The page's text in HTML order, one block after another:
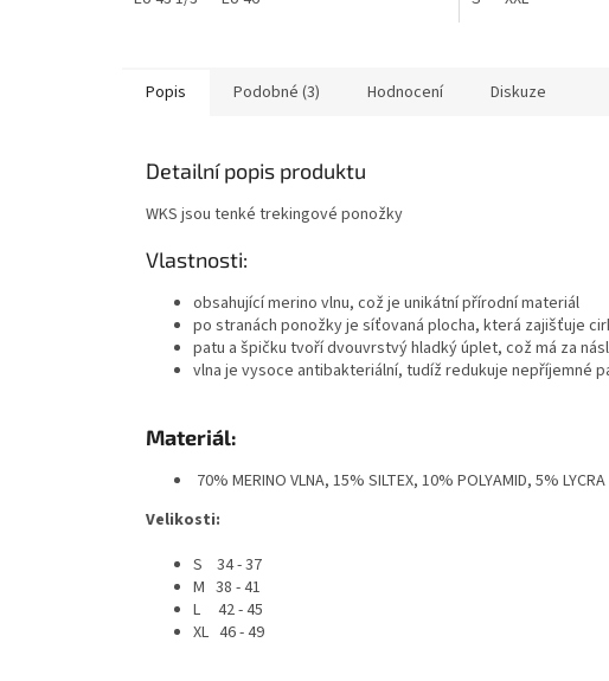
Popis Podobné (3) Hodnocení Diskuze
Detailní popis produktu
WKS jsou tenké trekingové ponožky
Vlastnosti:
obsahující merino vlnu, což je unikátní přírodní materiál
po stranách ponožky je síťovaná plocha, která zajišťuje
patu a špičku tvoří dvouvrstvý hladký úplet, což má za
vlna je vysoce antibakteriální, tudíž redukuje nepříjemné
Materiál:
70% MERINO VLNA, 15% SILTEX, 10% POLYAMID, 5% LYCRA
Velikosti:
S 34 - 37
M 38 - 41
L 42 - 45
XL 46 - 49